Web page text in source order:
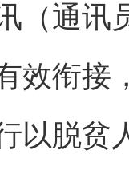
通讯员
效衔接
以脱贫